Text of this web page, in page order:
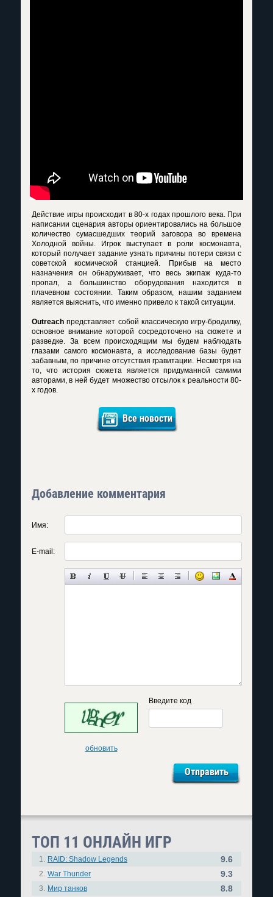
Действие игры происходит в 80-х годах прошлого века. При
написании сценария авторы ориентировались на большое
количество сумасшедших теорий заговора во времена
Холодной войны. Игрок выступает в роли космонавта,
который получает задание узнать причины потери связи с
советской космической станцией. Прибыв на место
назначения он обнаруживает, что весь экипаж куда-то
пропал, а большинство оборудования находится в
плачевном состоянии. Таким образом, нашим заданием
является выяснить, что именно привело к такой ситуации.
Outreach представляет собой классическую игру-бродилку,
основное внимание которой сосредоточено на сюжете и
разведке. За всем происходящим мы будем наблюдать
глазами самого космонавта, а исследование базы будет
забавным, по причине отсутствия гравитации. Несмотря на
то, что история сюжета является придуманной самими
авторами, в ней будет множество отсылок к реальности 80-
х годов.
Все новости
Добавление комментария
Имя:
E-mail:
обновить
Введите код
ТОП 11 ОНЛАЙН ИГР
1. RAID: Shadow Legends 9.6
2. War Thunder 9.3
3. Мир танков 8.8